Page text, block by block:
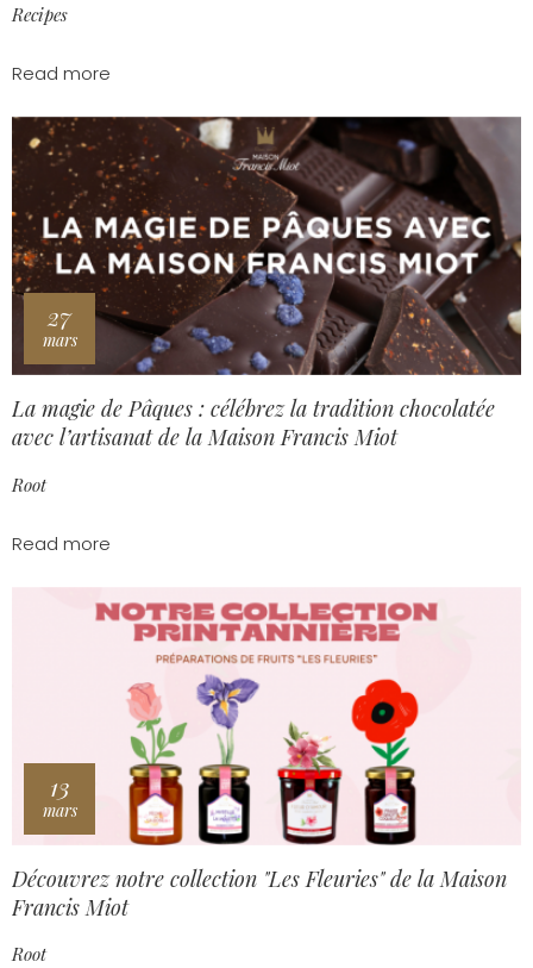
Recipes
Read more
27
mars
La magie de Pâques : célébrez la tradition chocolatée
avec l’artisanat de la Maison Francis Miot
Root
Read more
13
mars
Découvrez notre collection "Les Fleuries" de la Maison
Francis Miot
Root